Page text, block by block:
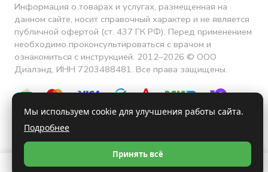
Информация о товарах и услугах, размещенная на
данном сайте, носит справочный характер и не является
публичной офертой (ст. 437 ГК РФ). Перед применением
необходимо проконсультироваться с врачом и
ознакомиться с инструкцией. 2012–2026 © ООО
Диалэнд, ИНН 7203488481. Все права защищены.
Конфиденциальность
Мы используем cookie для улучшения работы сайта.
Подробнее
Принять всё